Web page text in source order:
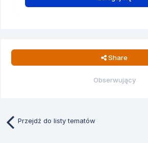
Share
Obserwujący
Przejdź do listy tematów